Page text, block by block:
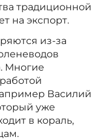
традиционной
на экспорт.
из-за
Многие
Василий
уже
в кораль,